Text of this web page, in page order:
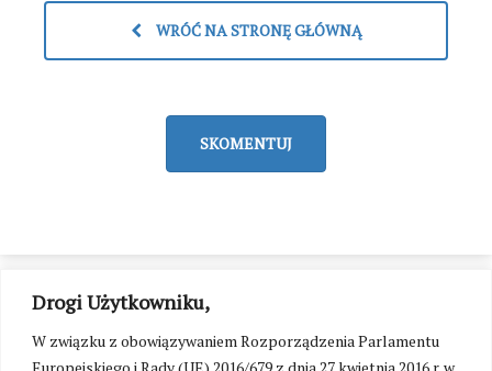
Drogi Użytkowniku,
W związku z obowiązywaniem Rozporządzenia Parlamentu
Europejskiego i Rady (UE) 2016/679 z dnia 27 kwietnia 2016 r. w
WRÓĆ NA STRONĘ GŁÓWNĄ
SKOMENTUJ